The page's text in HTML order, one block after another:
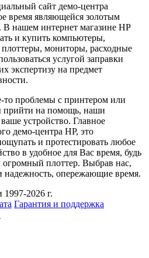
сайт демо-центра
время являющейся золотым
В нашем интернет магазине HP
и купить компьютеры,
мониторы, расходные
услугой заправки
экспертизу на предмет
то проблемы с принтером или
прийти на помощь, наши
устройство. Главное
демо-центра HP, это
и протестировать любое
в удобное для Вас время, будь
плоттер. Выбрав нас,
опережающие время.
2026 г.
Гарантия и поддержка